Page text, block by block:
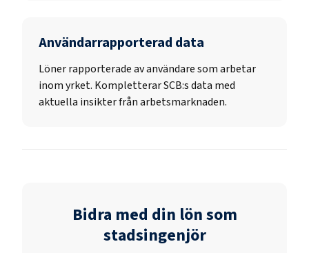
Användarrapporterad data
Löner rapporterade av användare som arbetar
inom yrket. Kompletterar SCB:s data med
aktuella insikter från arbetsmarknaden.
Bidra med din lön som
stadsingenjör